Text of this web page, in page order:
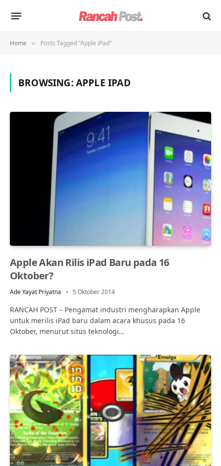
Home » Posts Tagged "Apple iPad"
BROWSING:APPLE IPAD
Apple Akan Rilis iPad Baru pada 16
Oktober?
Ade Yayat Priyatna 5 Oktober 2014
RANCAH POST – Pengamat industri mengharapkan Apple
untuk merilis iPad baru dalam acara khusus pada 16
Oktober, menurut situs teknologi…